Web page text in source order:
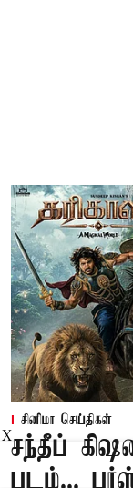
சினிமா செய்திகள்
சந்தீப்
படம்...
X